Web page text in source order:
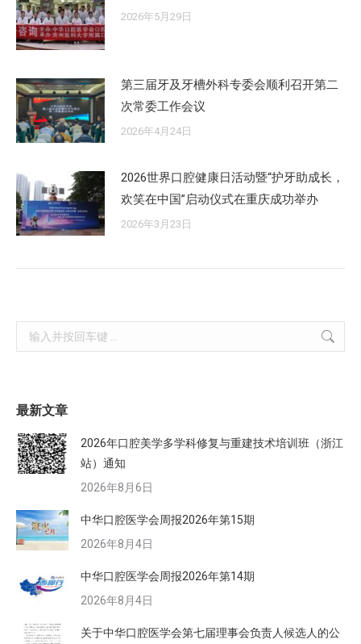
2026年5月29日
第三届牙及牙槽外科专委会顺利召开第二
次常委工作会议
2026年4月24日
2026世界口腔健康日活动暨“护牙助成长，
欢笑在中国”启动仪式在重庆成功举办
2026年3月23日
Search:
最新文章
2026年口腔美学多学科修复与重建技术培训班（浙江
站）通知
2026年8月6日
中华口腔医学会周报2026年第15期
2026年8月4日
中华口腔医学会周报2026年第14期
2026年8月4日
关于中华口腔医学会第七届理事会负责人候选人的公